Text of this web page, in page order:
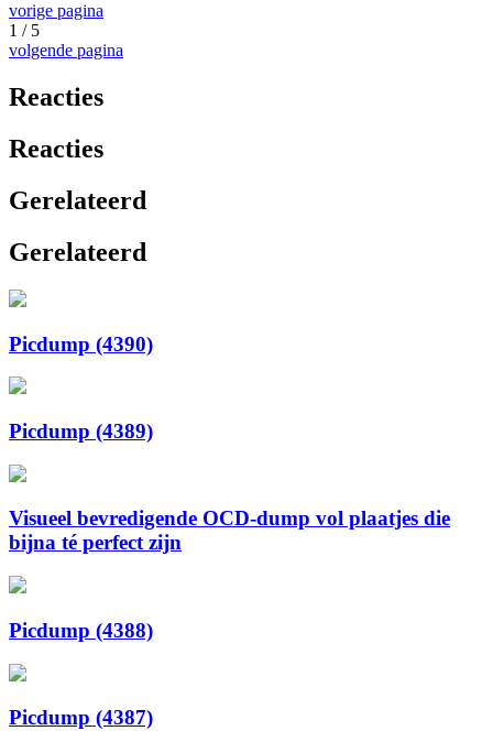
vorige pagina
1 / 5
volgende pagina
Reacties
Reacties
Gerelateerd
Gerelateerd
Picdump (4390)
Picdump (4389)
Visueel bevredigende OCD-dump vol plaatjes die
bijna té perfect zijn
Picdump (4388)
Picdump (4387)